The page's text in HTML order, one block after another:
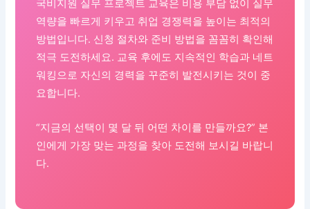
국비지원 실무 프로젝트 교육은 비용 부담 없이 실무
역량을 빠르게 키우고 취업 경쟁력을 높이는 최적의
방법입니다. 신청 절차와 준비 방법을 꼼꼼히 확인해
적극 도전하세요. 교육 후에도 지속적인 학습과 네트
워킹으로 자신의 경력을 꾸준히 발전시키는 것이 중
요합니다.
“지금의 선택이 몇 달 뒤 어떤 차이를 만들까요?” 본
인에게 가장 맞는 과정을 찾아 도전해 보시길 바랍니
다.